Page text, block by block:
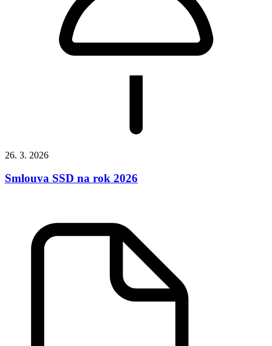
26. 3. 2026
Smlouva SSD na rok 2026